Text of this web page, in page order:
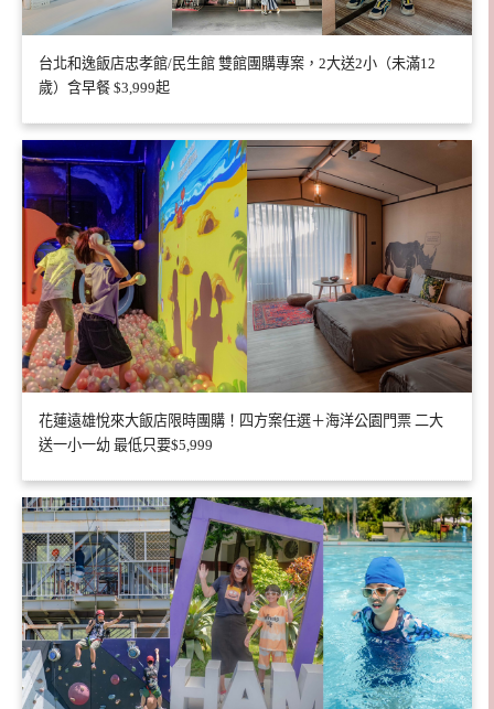
台北和逸飯店忠孝館/民生館 雙館團購專案，2大送2小（未滿12
歲）含早餐 $3,999起
花蓮遠雄悅來大飯店限時團購！四方案任選＋海洋公園門票 二大
送一小一幼 最低只要$5,999